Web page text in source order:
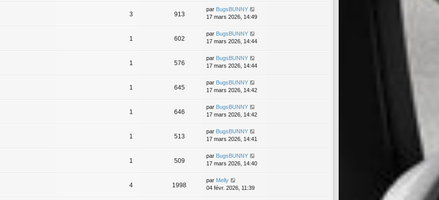
3 913
par BugsBUNNY
17 mars 2026, 14:49
1 602
par BugsBUNNY
17 mars 2026, 14:44
1 576
par BugsBUNNY
17 mars 2026, 14:44
1 645
par BugsBUNNY
17 mars 2026, 14:42
1 646
par BugsBUNNY
17 mars 2026, 14:42
1 513
par BugsBUNNY
17 mars 2026, 14:41
1 509
par BugsBUNNY
17 mars 2026, 14:40
4 1998
par Melly
04 févr. 2026, 11:39